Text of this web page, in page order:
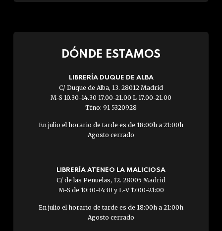
DÓNDE ESTAMOS
LIBRERÍA DUQUE DE ALBA
C/ Duque de Alba, 13. 28012 Madrid
M-S 10.30-14.30 17.00-21.00 L 17.00-21.00
Tfno: 91 5320928
En julio el horario de tarde es de 18:00h a 21:00h
Agosto cerrado
LIBRERÍA ATENEO LA MALICIOSA
C/ de las Peñuelas, 12. 28005 Madrid
M-S de 10:30-14:30 y L-V 17:00-21:00
En julio el horario de tarde es de 18:00h a 21:00h
Agosto cerrado